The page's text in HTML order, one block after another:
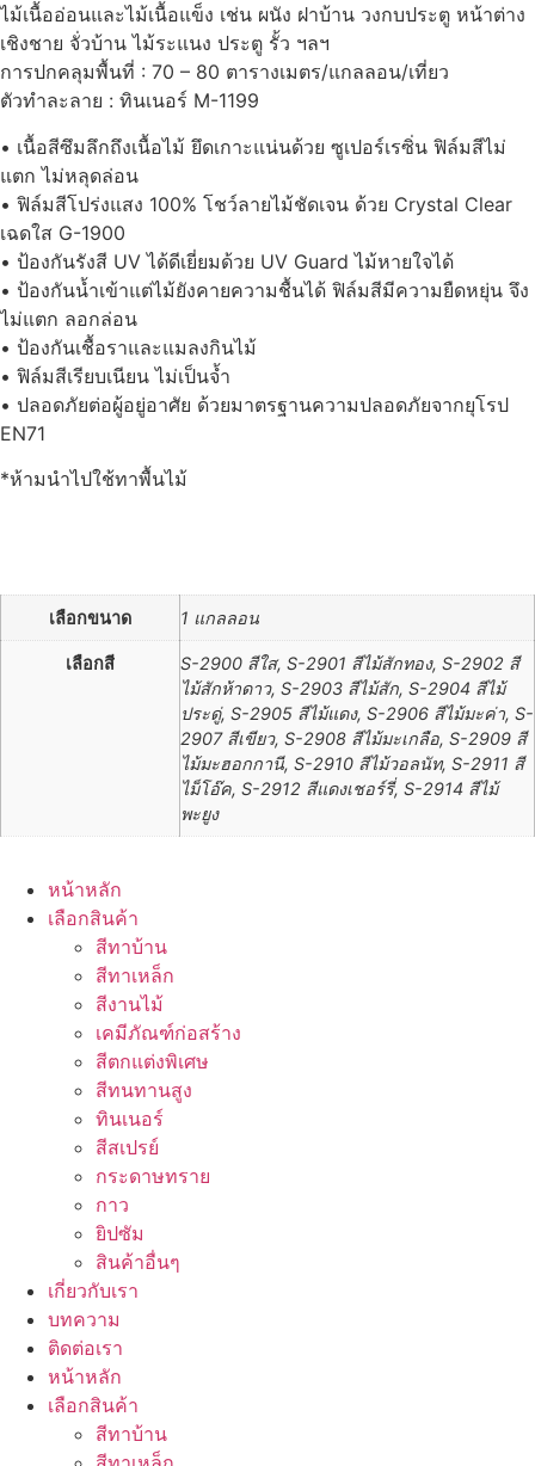
ไม้เนื้ออ่อนและไม้เนื้อแข็ง เช่น ผนัง ฝาบ้าน วงกบประตู หน้าต่าง
เชิงชาย จั่วบ้าน ไม้ระแนง ประตู รั้ว ฯลฯ
การปกคลุมพื้นที่ : 70 – 80 ตารางเมตร/แกลลอน/เที่ยว
ตัวทำละลาย : ทินเนอร์ M-1199
• เนื้อสีซึมลึกถึงเนื้อไม้ ยึดเกาะแน่นด้วย ซูเปอร์เรซิ่น ฟิล์มสีไม่
แตก ไม่หลุดล่อน
• ฟิล์มสีโปร่งแสง 100% โชว์ลายไม้ชัดเจน ด้วย Crystal Clear
เฉดใส G-1900
• ป้องกันรังสี UV ได้ดีเยี่ยมด้วย UV Guard ไม้หายใจได้
• ป้องกันน้ำเข้าแต่ไม้ยังคายความชื้นได้ ฟิล์มสีมีความยืดหยุ่น จึง
ไม่แตก ลอกล่อน
• ป้องกันเชื้อราและแมลงกินไม้
• ฟิล์มสีเรียบเนียน ไม่เป็นจ้ำ
• ปลอดภัยต่อผู้อยู่อาศัย ด้วยมาตรฐานความปลอดภัยจากยุโรป
EN71
*ห้ามนำไปใช้ทาพื้นไม้
เลือกขนาด 1 แกลลอน
เลือกสี
S-2900 สีใส, S-2901 สีไม้สักทอง, S-2902 สี
ไม้สักห้าดาว, S-2903 สีไม้สัก, S-2904 สีไม้
ประดู่, S-2905 สีไม้แดง, S-2906 สีไม้มะค่า, S-
2907 สีเขียว, S-2908 สีไม้มะเกลือ, S-2909 สี
ไม้มะฮอกกานี, S-2910 สีไม้วอลนัท, S-2911 สี
ไม็โอ๊ค, S-2912 สีแดงเชอร์รี่, S-2914 สีไม้
พะยูง
หน้าหลัก
เลือกสินค้า
สีทาบ้าน
สีทาเหล็ก
สีงานไม้
เคมีภัณฑ์ก่อสร้าง
สีตกแต่งพิเศษ
สีทนทานสูง
ทินเนอร์
สีสเปรย์
กระดาษทราย
กาว
ยิปซัม
สินค้าอื่นๆ
เกี่ยวกับเรา
บทความ
ติดต่อเรา
หน้าหลัก
เลือกสินค้า
สีทาบ้าน